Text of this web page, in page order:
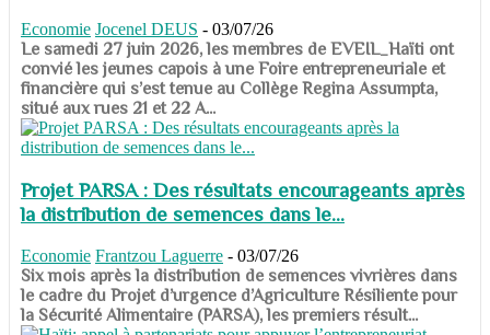
Economie Jocenel DEUS - 03/07/26
Le samedi 27 juin 2026, les membres de EVEIL_Haïti ont
convié les jeunes capois à une Foire entrepreneuriale et
financière qui s’est tenue au Collège Regina Assumpta,
situé aux rues 21 et 22 A...
Projet PARSA : Des résultats encourageants après
la distribution de semences dans le...
Economie Frantzou Laguerre - 03/07/26
​​​​​​​Six mois après la distribution de semences vivrières dans
le cadre du Projet d’urgence d’Agriculture Résiliente pour
la Sécurité Alimentaire (PARSA), les premiers résult...